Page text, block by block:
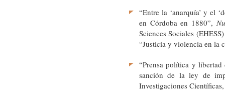
“Entre la ‘anarquía’ y el
en Córdoba en 1880”,
Sciences Sociales
“Justicia y violencia en la
“Prensa política y
sanción de la ley de
Investigaciones